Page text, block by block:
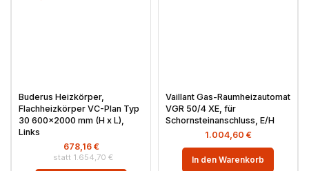
Buderus Heizkörper,
Flachheizkörper VC-Plan Typ
30 600×2000 mm (H x L),
Links
1.654,70 €
678,16 €
Vaillant Gas-Raumheizautomat
VGR 50/4 XE, für
Schornsteinanschluss, E/H
1.004,60 €
In den Warenkorb